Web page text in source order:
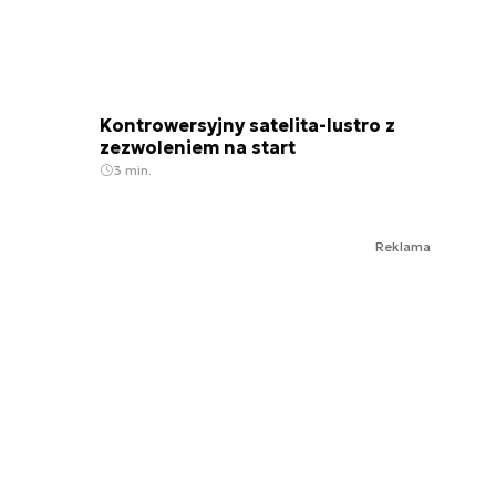
Kontrowersyjny satelita-lustro z
zezwoleniem na start
3 min.
Reklama